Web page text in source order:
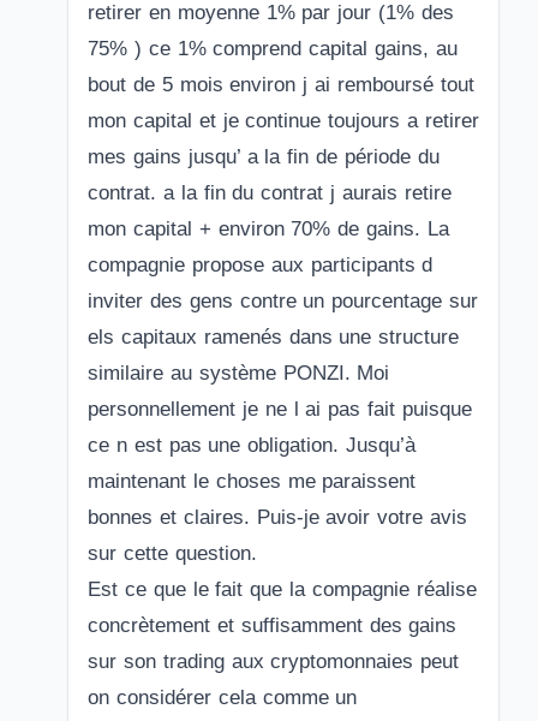
retirer en moyenne 1% par jour (1% des
75% ) ce 1% comprend capital gains, au
bout de 5 mois environ j ai remboursé tout
mon capital et je continue toujours a retirer
mes gains jusqu’ a la fin de période du
contrat. a la fin du contrat j aurais retire
mon capital + environ 70% de gains. La
compagnie propose aux participants d
inviter des gens contre un pourcentage sur
els capitaux ramenés dans une structure
similaire au système PONZI. Moi
personnellement je ne l ai pas fait puisque
ce n est pas une obligation. Jusqu’à
maintenant le choses me paraissent
bonnes et claires. Puis-je avoir votre avis
sur cette question.
Est ce que le fait que la compagnie réalise
concrètement et suffisamment des gains
sur son trading aux cryptomonnaies peut
on considérer cela comme un